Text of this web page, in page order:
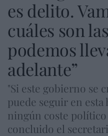
es delito.
cuáles son
podemos
adelante”
"Si este gobierno se
puede seguir en esta
ningún coste político
concluido el